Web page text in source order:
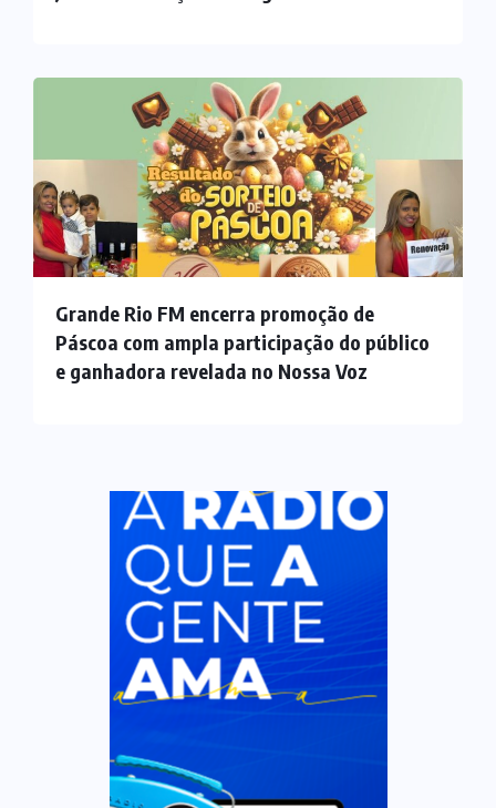
Grande Rio FM encerra promoção de
Páscoa com ampla participação do público
e ganhadora revelada no Nossa Voz